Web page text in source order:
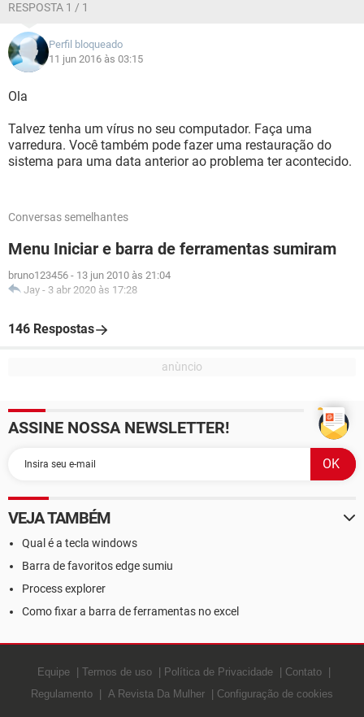
RESPOSTA 1 / 1
Perfil bloqueado
11 jun 2016 às 03:15
Ola
Talvez tenha um vírus no seu computador. Faça uma
varredura. Você também pode fazer uma restauração do
sistema para uma data anterior ao problema ter acontecido.
Conversas semelhantes
Menu Iniciar e barra de ferramentas sumiram
bruno123456 - 13 jun 2010 às 21:04
Jay - 3 abr 2020 às 17:28
146 Respostas
ASSINE NOSSA NEWSLETTER!
VEJA TAMBÉM
Qual é a tecla windows
Barra de favoritos edge sumiu
Process explorer
Como fixar a barra de ferramentas no excel
Equipe Termos de uso Política de Privacidade
Contato
Regulamento
A Revista Da Mulher Configuração de cookies